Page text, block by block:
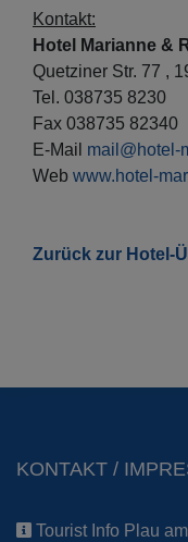
Kontakt:
Hotel Marianne &
Quetziner Str. 77 ,
Tel. 038735 8230
Fax 038735 82340
E-Mail mail@hotel-
Web www.hotel-
Zurück zur Hotel-
KONTAKT /
Tourist Info Plau